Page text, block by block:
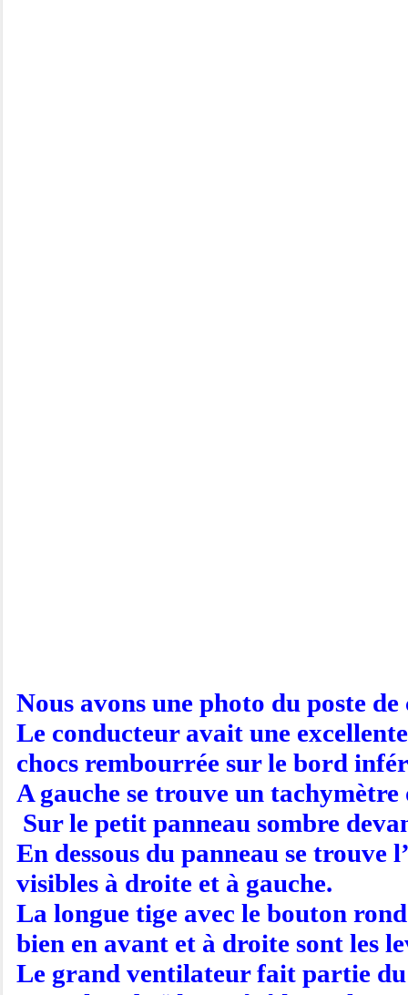
Nous avons une photo du poste
Le conducteur avait une
chocs rembourrée sur le bord
A gauche se trouve un
Sur le petit panneau sombre
En dessous du panneau se
visibles à droite et à gauche.
La longue tige avec le bouton
bien en avant et à droite sont les
Le grand ventilateur fait partie du